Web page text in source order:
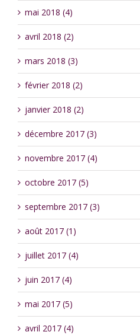
mai 2018 (4)
avril 2018 (2)
mars 2018 (3)
février 2018 (2)
janvier 2018 (2)
décembre 2017 (3)
novembre 2017 (4)
octobre 2017 (5)
septembre 2017 (3)
août 2017 (1)
juillet 2017 (4)
juin 2017 (4)
mai 2017 (5)
avril 2017 (4)